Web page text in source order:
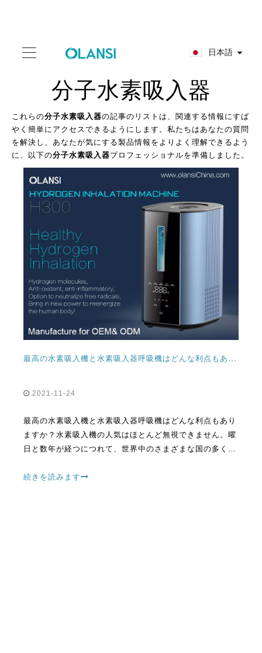
日本語
分子水素吸入器
これらの分子水素吸入器の記事のリストは、関連する情報にすば
やく簡単にアクセスできるようにします。私たちはあなたの質問
を解決し、あなたが気にする製品情報をよりよく理解できるよう
に、以下の分子水素吸入器プロフェッショナルを準備しました。
最高の水素吸入機と水素吸入器呼吸機はどんな利点もありますか？
2021-11-24
最高の水素吸入機と水素吸入器呼吸機はどんな利点もあり
ますか？水素吸入機の人気はほとんど無視できません。曜
日と数年が経つにつれて、世界中のさまざまな国の多くの
続きを読みます